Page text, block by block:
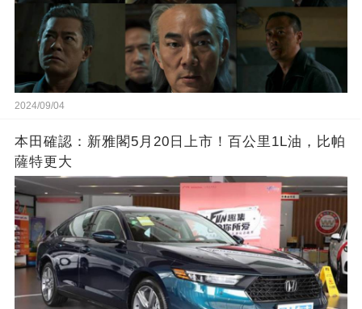
2024/09/04
本田確認：新雅閣5月20日上市！百公里1L油，比帕
薩特更大